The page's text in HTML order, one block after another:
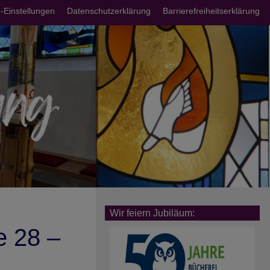
Einstellungen Datenschutzerklärung Barrierefreiheitserklärung
28 –
Wir feiern Jubiläum: